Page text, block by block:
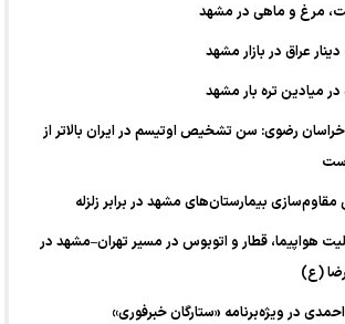
مرغ و ماهی در مشهد
عراق در بازار مشهد
میادین تره بار مشهد
رضوی: سن تشخیص اوتیسم در ایران بالاتر از
بیمارستان‌های مشهد در برابر زلزله
هواپیما، قطار و اتوبوس در مسیر تهران–مشهد در
(ع)
در ویژه‌برنامه «ستارگان خبرفوری»